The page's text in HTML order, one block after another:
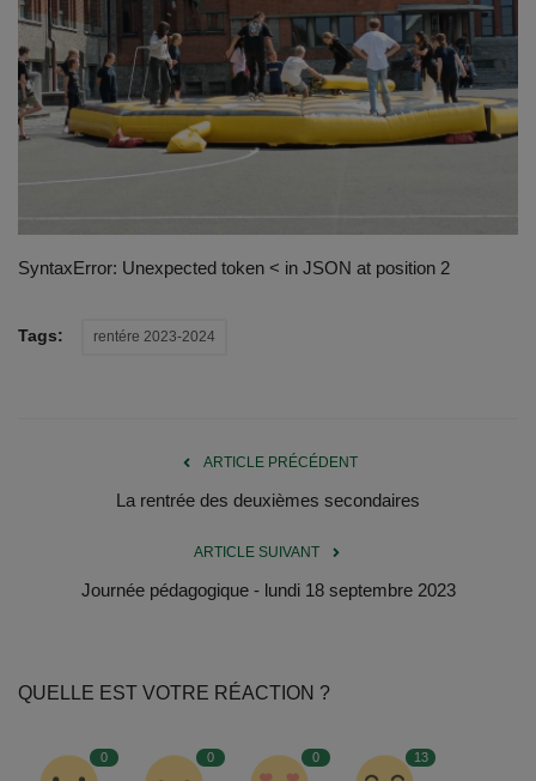
Emplois
Notre offre d'enseignement (2026)
Stages
Association des Parents
Services
SyntaxError: Unexpected token < in JSON at position 2
Tags: rentére 2023-2024
ARTICLE PRÉCÉDENT
La rentrée des deuxièmes secondaires
ARTICLE SUIVANT
Journée pédagogique - lundi 18 septembre 2023
QUELLE EST VOTRE RÉACTION ?
0 0 0 13